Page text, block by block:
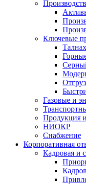
Ключевые
Газовые и
Продукция
НИОКР
Снабжение
Корпоративная
Кадровая и